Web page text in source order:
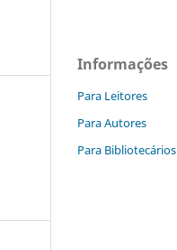
Informações
Para Leitores
Para Autores
Para Bibliotecários